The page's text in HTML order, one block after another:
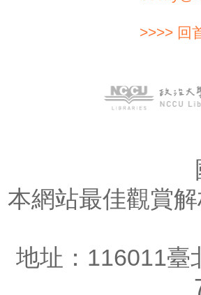
>>>> 回
本網站最佳觀賞
地址：116011臺